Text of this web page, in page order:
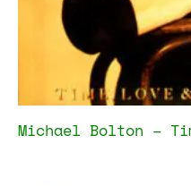
Michael Bolton –